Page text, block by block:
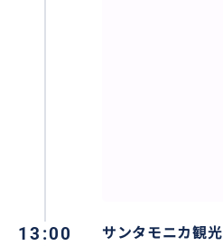
てはこちら
13:00 サンタモニカ観光